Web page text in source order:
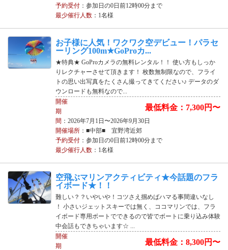
予約受付：参加日の0日前12時00分まで
最少催行人数：1名様
お子様に人気！ワクワク空デビュー！パラセ
ーリング100m★GoProカ...
★特典★ GoProカメラの無料レンタル！！ 使い方もしっか
りレクチャーさせて頂きます！ 枚数無制限なので、フライ
トの思い出写真をたくさん撮ってきてください♪ データのダ
ウンロードも無料なので...
最低料金：7,300円〜
開催
期
間 ：2026年7月1日〜2026年9月30日
開催場所：■中部■ 宜野湾近郊
予約受付：参加日の0日前12時00分まで
最少催行人数：1名様
空飛ぶマリンアクティビティ★今話題のフラ
イボード★！！
難しい？？いやいや！コツさえ掴めばハマる事間違いなし
！ 小さいジェットスキーでは無く、ココマリンでは、フラ
イボード専用ボートでできるので皆でボートに乗り込み体験
中会話もできちゃいます☆ ...
最低料金：8,300円〜
開催
期